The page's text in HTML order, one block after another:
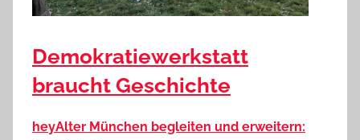
Demokratiewerkstatt
braucht Geschichte
heyAlter München begleiten und erweitern: